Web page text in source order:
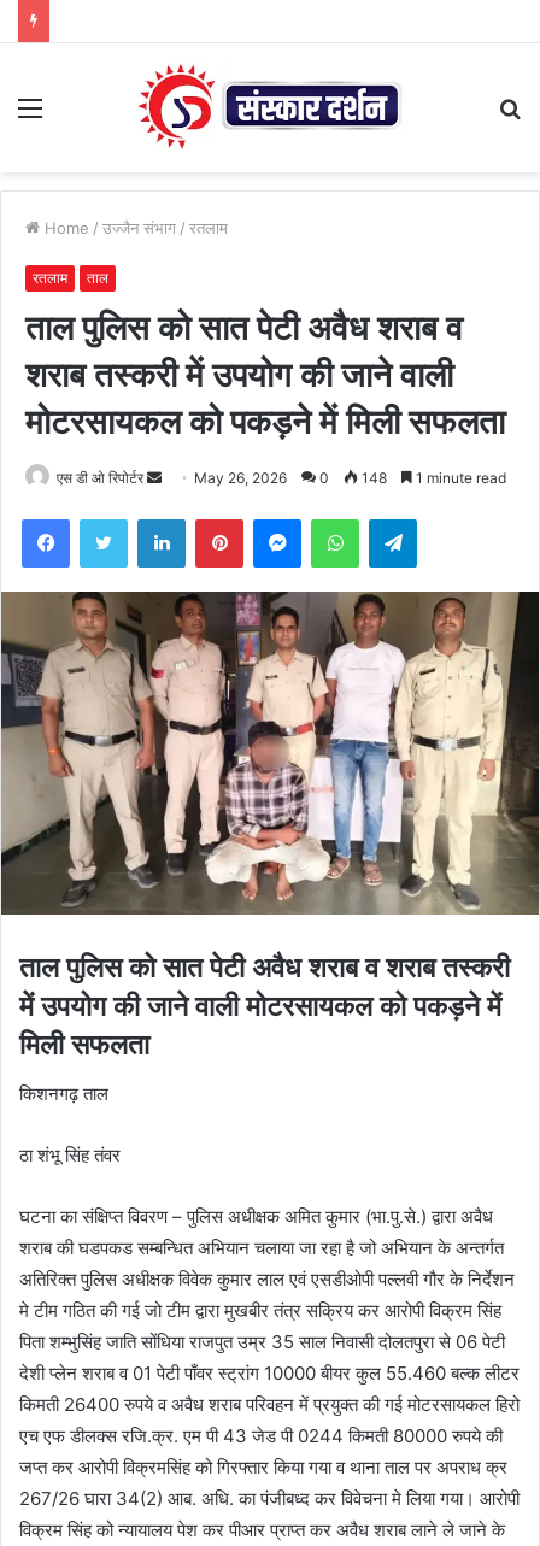
Menu
Home / उज्जैन संभाग / रतलाम
रतलाम ताल
ताल पुलिस को सात पेटी अवैध शराब व
शराब तस्करी में उपयोग की जाने वाली
मोटरसायकल को पकड़ने में मिली सफलता
एस डी ओ रिपोर्टर
Send May 26, 2026 0 148 1 minute read
FacebookTwitter LinkedInPinterestMessengerWhatsAppTelegram
ताल पुलिस को सात पेटी अवैध शराब व शराब तस्करी
में उपयोग की जाने वाली मोटरसायकल को पकड़ने में
मिली सफलता
किशनगढ़ ताल
ठा शंभू सिंह तंवर
घटना का संक्षिप्त विवरण – पुलिस अधीक्षक अमित कुमार (भा.पु.से.) द्वारा अवैध
शराब की घडपकड सम्बन्धित अभियान चलाया जा रहा है जो अभियान के अन्तर्गत
अतिरिक्त पुलिस अधीक्षक विवेक कुमार लाल एवं एसडीओपी पल्लवी गौर के निर्देशन
मे टीम गठित की गई जो टीम द्वारा मुखबीर तंत्र सक्रिय कर आरोपी विक्रम सिंह
पिता शम्भुसिंह जाति सोंधिया राजपुत उम्र 35 साल निवासी दोलतपुरा से 06 पेटी
देशी प्लेन शराब व 01 पेटी पाँवर स्ट्रांग 10000 बीयर कुल 55.460 बल्क लीटर
किमती 26400 रुपये व अवैध शराब परिवहन में प्रयुक्त की गई मोटरसायकल हिरो
एच एफ डीलक्स रजि.क्र. एम पी 43 जेड पी 0244 किमती 80000 रुपये की
जप्त कर आरोपी विक्रमसिंह को गिरफ्तार किया गया व थाना ताल पर अपराध क्र
267/26 घारा 34(2) आब. अधि. का पंजीबध्द कर विवेचना मे लिया गया। आरोपी
विक्रम सिंह को न्यायालय पेश कर पीआर प्राप्त कर अवैध शराब लाने ले जाने के